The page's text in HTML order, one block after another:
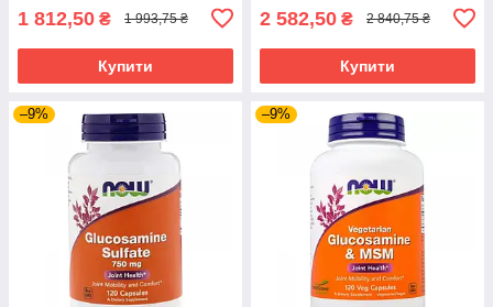
1 812,50 ₴ 1 993,75 ₴
Купити
2 582,50 ₴ 2 840,75 ₴
Купити
–9% –9%